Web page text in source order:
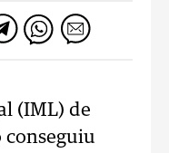
(IML) de
conseguiu